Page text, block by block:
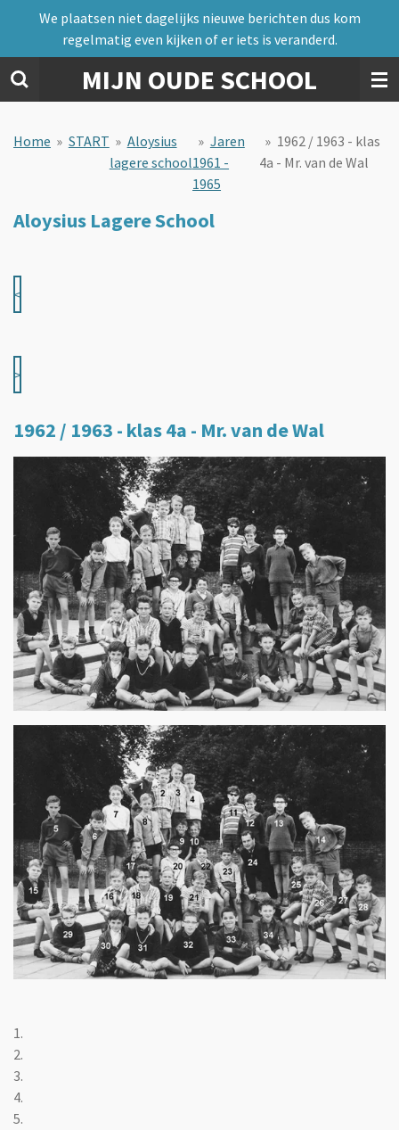
naar
de
hoofdinhoud
MIJN OUDE SCHOOL
We plaatsen niet dagelijks nieuwe berichten dus kom
regelmatig even kijken of er iets is veranderd.
Home » START » Aloysius
lagere school
» Jaren
1961 -
1965
» 1962 / 1963 - klas
4a - Mr. van de Wal
Aloysius Lagere School
<
>
1962 / 1963 - klas 4a - Mr. van de Wal
1.
2.
3.
4.
5.